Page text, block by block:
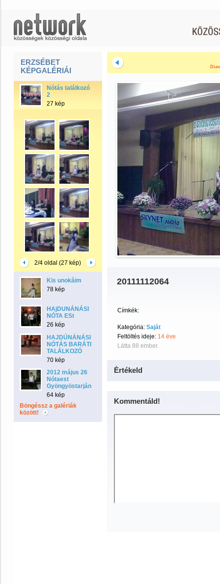
ERZSÉBET
KÉPGALÉRIÁI
Nótás találkozó
2
27 kép
2/4 oldal (27 kép)
Kis unokáim
78 kép
HAjDUNÁNÁSI
NÓTA ESt
26 kép
HAJDÚNÁNÁSI
NÓTÁS BARÁTI
TALÁLKOZÓ
70 kép
2012 május 26
Nótaest
Gyöngyöstarján
64 kép
Böngéssz a galériák
között!
20111112064
Címkék:
Kategória: Saját
Feltöltés ideje: 14 éve
Látta 88 ember.
Értékeld
Kommentáld!